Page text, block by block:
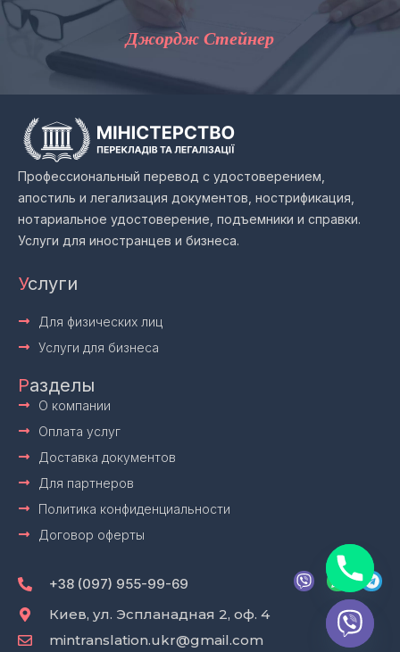
Джордж Стейнер
Профессиональный перевод с удостоверением,
апостиль и легализация документов, нострификация,
нотариальное удостоверение, подъемники и справки.
Услуги для иностранцев и бизнеса.
Услуги
Для физических лиц
Услуги для бизнеса
Разделы
О компании
Оплата услуг
Доставка документов
Для партнеров
Политика конфиденциальности
Договор оферты
+38 (097) 955-99-69
V
i
W
a
t
s
a
T
e
e
g
Киев, ул. Эспланадная 2, оф. 4
mintranslation.ukr@gmail.com